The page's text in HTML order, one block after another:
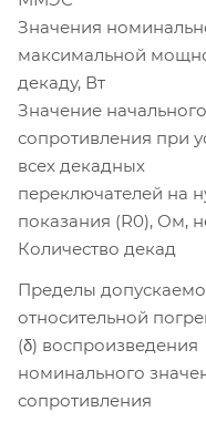
Значения
максимальной
декаду, Вт
Значение начального
сопротивления при
всех декадных
переключателей на
показания (R0), Ом,
Количество декад
Пределы
относительной
(δ) воспроизведения
номинального
сопротивления